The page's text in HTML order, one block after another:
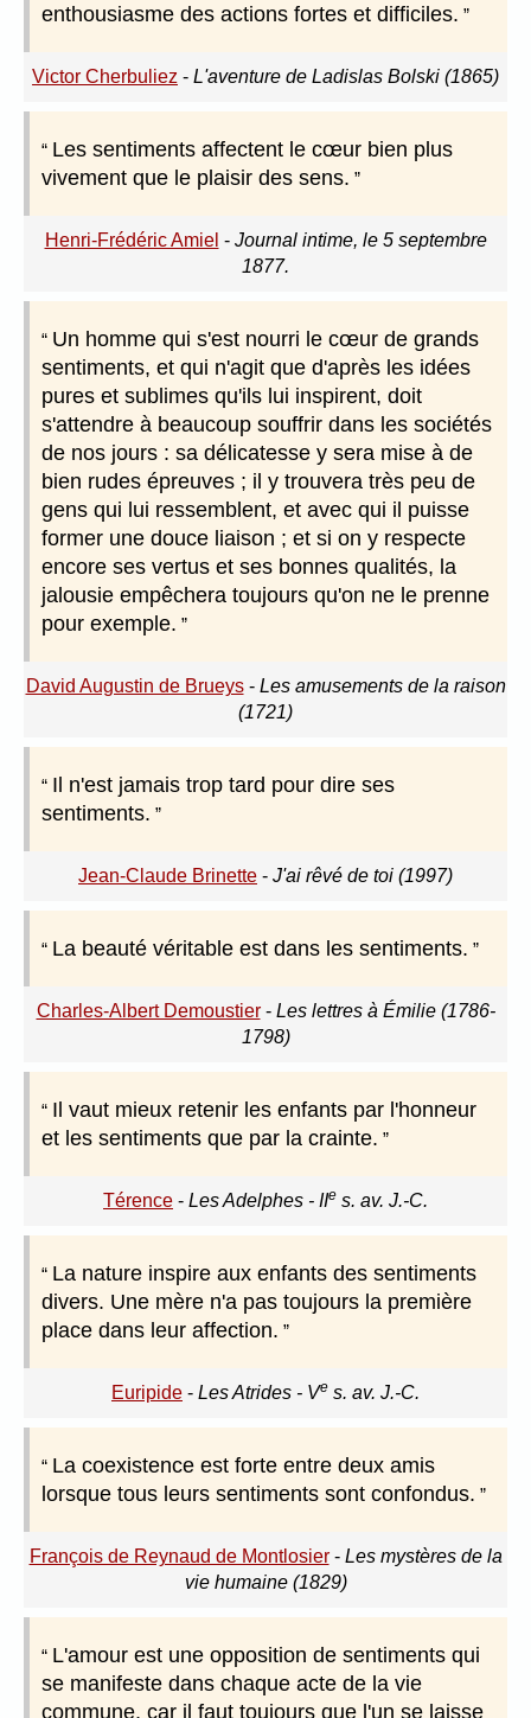
enthousiasme des actions fortes et difficiles.
Victor Cherbuliez - L'aventure de Ladislas Bolski (1865)
Les sentiments affectent le cœur bien plus
vivement que le plaisir des sens.
Henri-Frédéric Amiel - Journal intime, le 5 septembre
1877.
Un homme qui s'est nourri le cœur de grands
sentiments, et qui n'agit que d'après les idées
pures et sublimes qu'ils lui inspirent, doit
s'attendre à beaucoup souffrir dans les sociétés
de nos jours : sa délicatesse y sera mise à de
bien rudes épreuves ; il y trouvera très peu de
gens qui lui ressemblent, et avec qui il puisse
former une douce liaison ; et si on y respecte
encore ses vertus et ses bonnes qualités, la
jalousie empêchera toujours qu'on ne le prenne
pour exemple.
David Augustin de Brueys- Les amusements de la raison
(1721)
Il n'est jamais trop tard pour dire ses
sentiments.
Jean-Claude Brinette - J'ai rêvé de toi (1997)
La beauté véritable est dans les sentiments.
Charles-Albert Demoustier- Les lettres à Émilie (1786-
1798)
Il vaut mieux retenir les enfants par l'honneur
et les sentiments que par la crainte.
Térence - Les Adelphes - IIe s. av. J.-C.
La nature inspire aux enfants des sentiments
divers. Une mère n'a pas toujours la première
place dans leur affection.
Euripide - Les Atrides - Ve s. av. J.-C.
La coexistence est forte entre deux amis
lorsque tous leurs sentiments sont confondus.
François de Reynaud de Montlosier- Les mystères de la
vie humaine (1829)
L'amour est une opposition de sentiments qui
se manifeste dans chaque acte de la vie
commune, car il faut toujours que l'un se laisse